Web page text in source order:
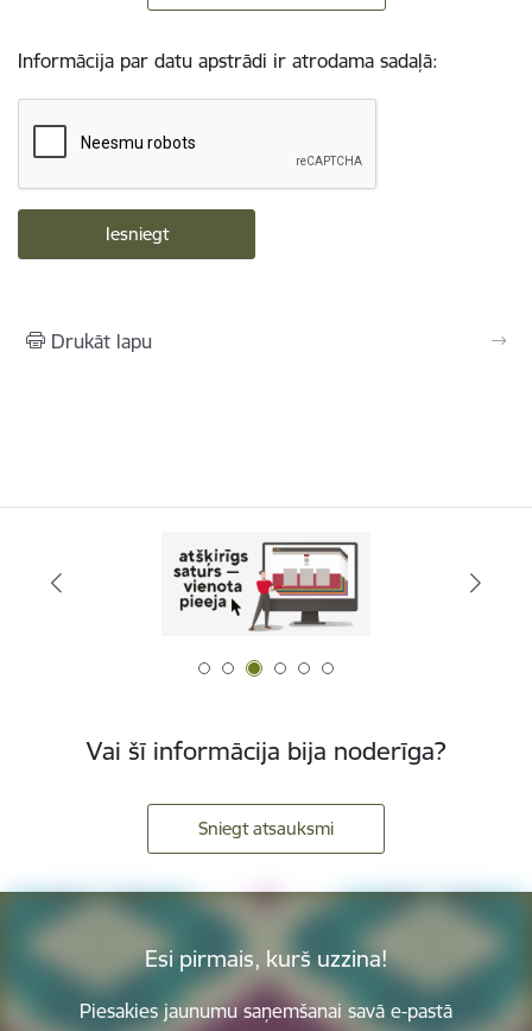
Informācija par datu apstrādi ir atrodama sadaļā:
Drukāt lapu
Vai šī informācija bija noderīga?
Sniegt atsauksmi
Esi pirmais, kurš uzzina!
Piesakies jaunumu saņemšanai savā e-pastā